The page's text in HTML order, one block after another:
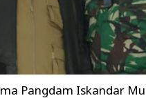
Pangdam Iskandar